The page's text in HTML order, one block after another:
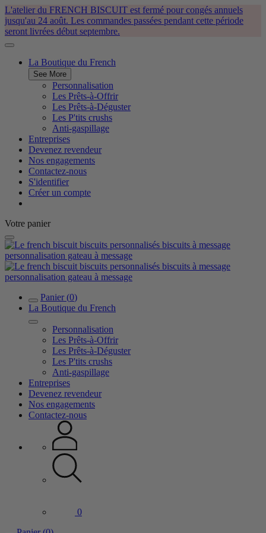
L'atelier du FRENCH BISCUIT est fermé pour congés annuels
jusqu'au 24 août. Les commandes passées pendant cette période
seront livrées début septembre.
La Boutique du French
See More
Personnalisation
Les Prêts-à-Offrir
Les Prêts-à-Déguster
Les P'tits crushs
Anti-gaspillage
Entreprises
Devenez revendeur
Nos engagements
Contactez-nous
S'identifier
Créer un compte
Votre panier
Panier (0)
La Boutique du French
Personnalisation
Les Prêts-à-Offrir
Les Prêts-à-Déguster
Les P'tits crushs
Anti-gaspillage
Entreprises
Devenez revendeur
Nos engagements
Contactez-nous
0